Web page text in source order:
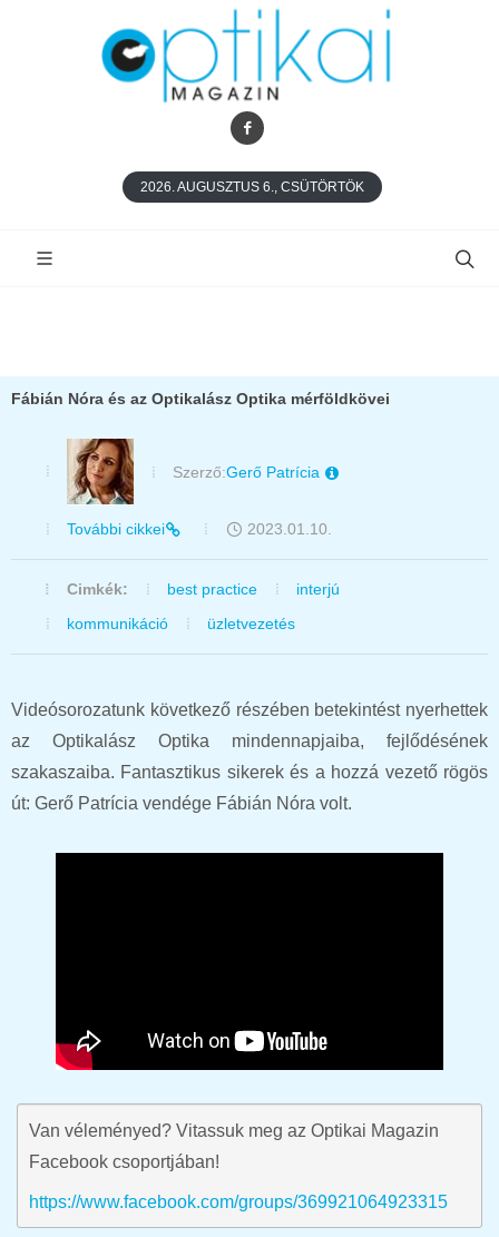
2026. AUGUSZTUS 6., CSÜTÖRTÖK
Fábián Nóra és az Optikalász Optika mérföldkövei
Szerző:Gerő Patrícia
További cikkei 2023.01.10.
Cimkék: best practice
interjú
kommunikáció
üzletvezetés
Videósorozatunk következő részében betekintést nyerhettek
az Optikalász Optika mindennapjaiba, fejlődésének
szakaszaiba. Fantasztikus sikerek és a hozzá vezető rögös
út: Gerő Patrícia vendége Fábián Nóra volt.
Van véleményed? Vitassuk meg az Optikai Magazin
Facebook csoportjában!
https://www.facebook.com/groups/369921064923315